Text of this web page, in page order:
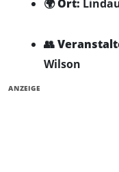
🌍Ort:
👥
Wilson
ANZEIGE